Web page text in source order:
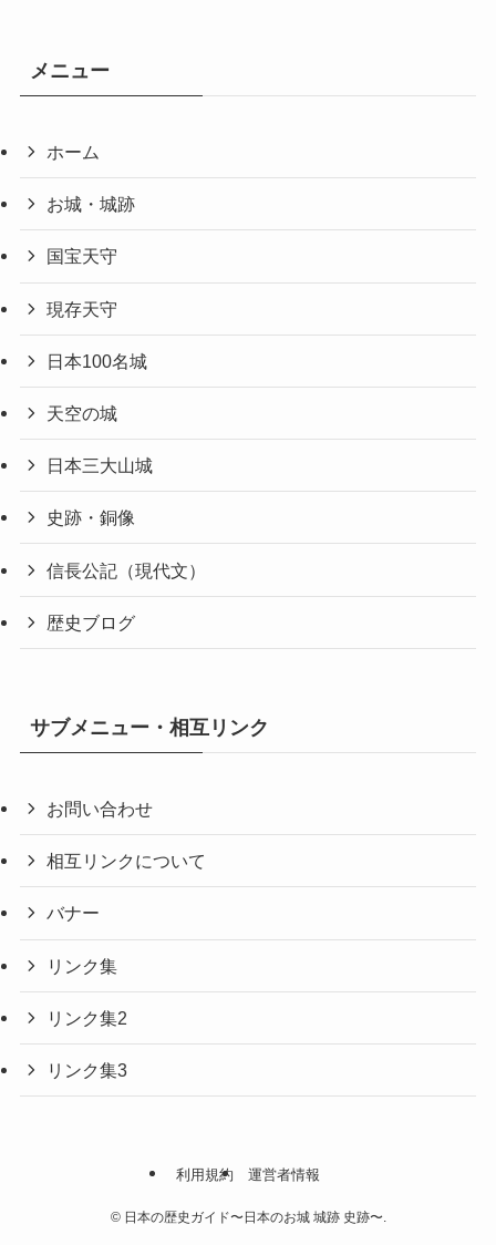
メニュー
ホーム
お城・城跡
国宝天守
現存天守
日本100名城
天空の城
日本三大山城
史跡・銅像
信長公記（現代文）
歴史ブログ
サブメニュー・相互リンク
お問い合わせ
相互リンクについて
バナー
リンク集
リンク集2
リンク集3
利用規約 運営者情報
©日本の歴史ガイド〜日本のお城 城跡 史跡〜.